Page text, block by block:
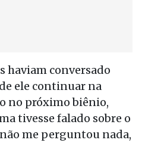
haviam conversado
ele continuar na
no próximo biênio,
tivesse falado sobre o
me perguntou nada,